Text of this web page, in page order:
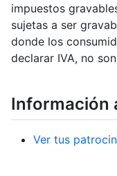
impuestos
sujetas a ser
donde los
declarar IVA, no
Información
Ver tus